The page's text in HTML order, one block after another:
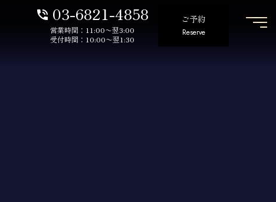
phone_in_talk 03-6821-4858
営業時間：11:00〜翌3:00
受付時間：10:00〜翌1:30
ご予約
Reserve